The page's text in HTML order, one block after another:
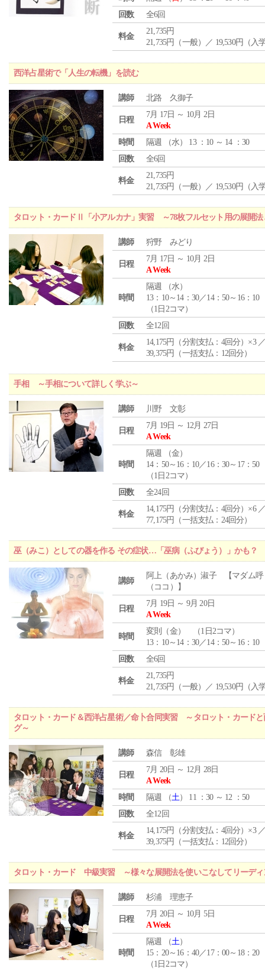
回数
全6回
料金
21,735円
21,735円（一般）／ 19,530円（入
西洋占星術で「人生の転機」を読む
講師 北路 久御子
日程
7月 17日 ～ 10月 2日
A Week
時間
隔週 （水） 13 ：10 ～ 14 ：30
回数
全6回
料金
21,735円
21,735円（一般）／ 19,530円（入
タロット・カードⅡ「小アルカナ」実習 ～78枚フルセット用の展開法
講師 狩野 みどり
日程
7月 17日 ～ 10月 2日
A Week
時間
隔週 （水）
13：10～14：30／14：50～16：10
（1日2コマ）
回数
全12回
料金
14,175円（分割支払：4回分）×3
39,375円（一括支払：12回分）
手相 ～手相について詳しく学ぶ～
講師 川野 文彰
日程
7月 19日 ～ 12月 27日
A Week
時間
隔週 （金）
14：50～16：10／16：30～17：50
（1日2コマ）
回数
全24回
料金
14,175円（分割支払：4回分）×6
77,175円（一括支払：24回分）
巫（みこ）としての器を作る その症状…「巫病（ふびょう）」かも？
講師
阿上（あかみ）淑子 【マダム呼
（ココ）】
日程
7月 19日 ～ 9月 20日
A Week
時間
変則（金） （1日2コマ）
13：10～14：30／14：50～16：10
回数
全6回
料金
21,735円
21,735円（一般）／ 19,530円（入
タロット・カード＆西洋占星術／命卜合同実習 ～タロット・カード
グ～
講師 森信 彰雄
日程
7月 20日 ～ 12月 28日
A Week
時間
隔週 （土） 11 ：30 ～ 12 ：50
回数
全12回
料金
14,175円（分割支払：4回分）×3
39,375円（一括支払：12回分）
タロット・カード 中級実習 ～様々な展開法を使いこなしてリーディ
講師 杉浦 理恵子
日程
7月 20日 ～ 10月 5日
A Week
時間
隔週 （土）
15：20～16：40／17：00～18：20
（1日2コマ）